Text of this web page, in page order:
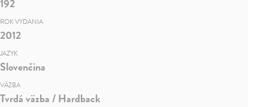
192
ROK VYDANIA
2012
JAZYK
Slovenčina
VÄZBA
Tvrdá väzba / Hardback